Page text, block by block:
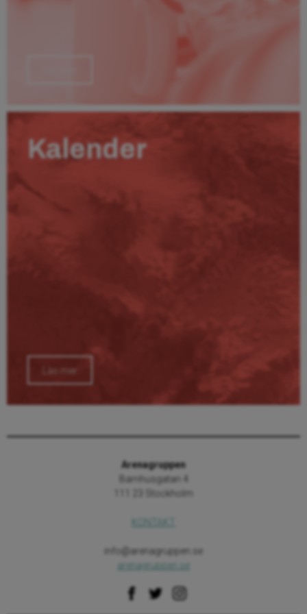
Kalender
Läs mer
Arenagruppen
Barnhusgatan 4
111 23 Stockholm
info@arenagruppen.se
arenagruppen.se